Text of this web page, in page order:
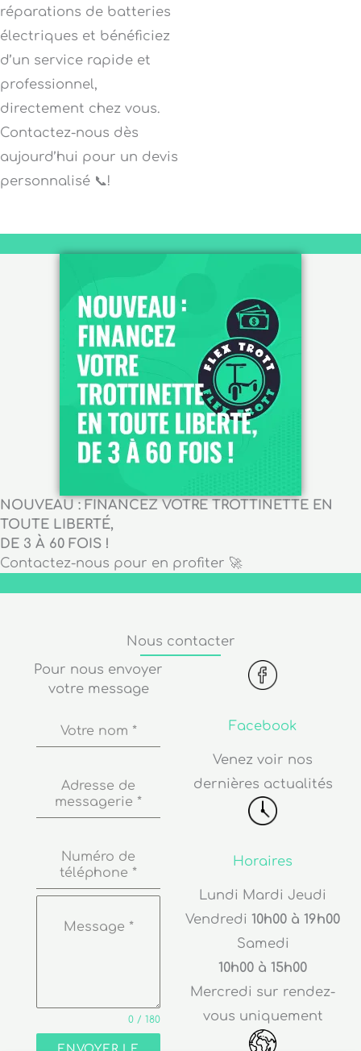
réparations de batteries
électriques et bénéficiez
d’un service rapide et
professionnel,
directement chez vous.
Contactez-nous dès
aujourd’hui pour un devis
personnalisé 📞!
NOUVEAU : FINANCEZ VOTRE TROTTINETTE EN
TOUTE LIBERTÉ,
DE 3 À 60 FOIS !
Contactez-nous pour en profiter 🚀
Nous contacter
Pour nous envoyer
votre message
Votre nom *
Adresse de
messagerie *
Numéro de
téléphone *
Message *
0 / 180
Facebook
Venez voir nos
dernières actualités
Horaires
Lundi Mardi Jeudi
Vendredi 10h00 à 19h00
Samedi
10h00 à 15h00
Mercredi sur rendez-
vous uniquement